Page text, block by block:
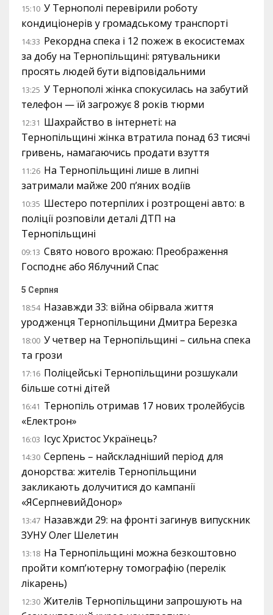
15:10 У Тернополі перевірили роботу
кондиціонерів у громадському транспорті
14:33 Рекордна спека і 12 пожеж в екосистемах
за добу на Тернопільщині: рятувальники
просять людей бути відповідальними
13:25 У Тернополі жінка спокусилась на забутий
телефон — їй загрожує 8 років тюрми
12:31 Шахрайство в інтернеті: на
Тернопільщині жінка втратила понад 63 тисячі
гривень, намагаючись продати взуття
11:26 На Тернопільщині лише в липні
затримали майже 200 п’яних водіїв
10:35 Шестеро потерпілих і розтрощені авто: в
поліції розповіли деталі ДТП на
Тернопільщині
09:13 Свято нового врожаю: Преображення
Господнє або Яблучний Спас
5 Серпня
18:54 Назавжди 33: війна обірвала життя
уродженця Тернопільщини Дмитра Березка
18:00 У четвер на Тернопільщині – сильна спека
та грози
17:16 Поліцейські Тернопільщини розшукали
більше сотні дітей
16:41 Тернопіль отримав 17 нових тролейбусів
«Електрон»
16:03 Ісус Христос Українець?
14:30 Серпень – найскладніший період для
донорства: жителів Тернопільщини
закликають долучитися до кампанії
«ЯСерпневийДонор»
13:47 Назавжди 29: на фронті загинув випускник
ЗУНУ Олег Шелетин
13:18 На Тернопільщині можна безкоштовно
пройти комп’ютерну томографію (перелік
лікарень)
12:30 Жителів Тернопільщини запрошують на